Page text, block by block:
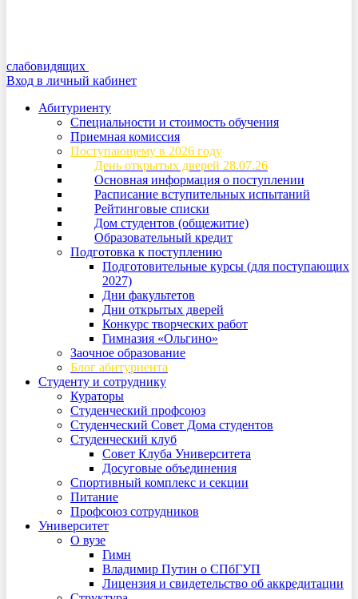
слабовидящих
Вход в личный кабинет
Абитуриенту
Специальности и стоимость обучения
Приемная комиссия
Поступающему в 2026 году
День открытых дверей 28.07.26
Основная информация о поступлении
Расписание вступительных испытаний
Рейтинговые списки
Дом студентов (общежитие)
Образовательный кредит
Подготовка к поступлению
Подготовительные курсы (для поступающих
2027)
Дни факультетов
Дни открытых дверей
Конкурс творческих работ
Гимназия «Ольгино»
Заочное образование
Блог абитуриента
Студенту и сотруднику
Кураторы
Студенческий профсоюз
Студенческий Совет Дома студентов
Студенческий клуб
Совет Клуба Университета
Досуговые объединения
Спортивный комплекс и секции
Питание
Профсоюз сотрудников
Университет
О вузе
Гимн
Владимир Путин о СПбГУП
Лицензия и свидетельство об аккредитации